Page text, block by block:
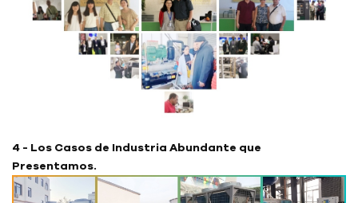
4 - Los Casos de Industria Abundante que
Presentamos.